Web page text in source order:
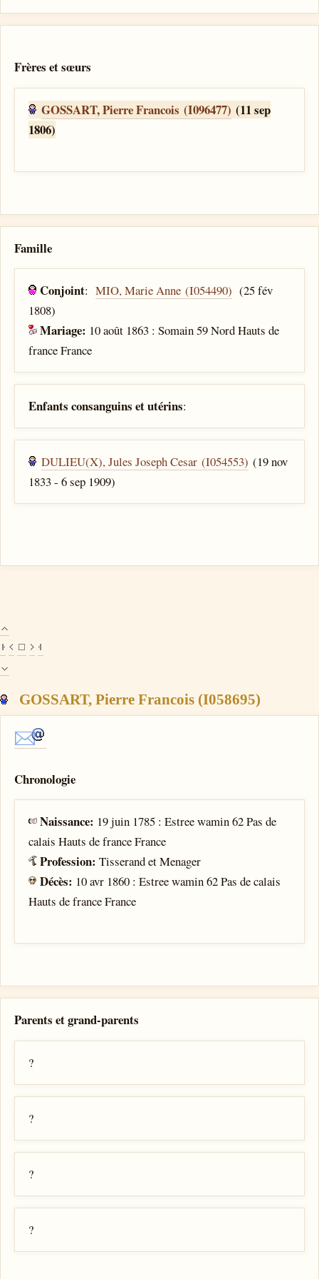
Frères et sœurs
GOSSART, Pierre Francois (I096477) (11 sep
1806)
Famille
Conjoint:MIO, Marie Anne (I054490) (25 fév
1808)
Mariage: 10 août 1863 : Somain 59 Nord Hauts de
france France
Enfants consanguins et utérins:
DULIEU(X), Jules Joseph Cesar (I054553) (19 nov
1833 - 6 sep 1909)
GOSSART, Pierre Francois (I058695)
Chronologie
Naissance: 19 juin 1785 : Estree wamin 62 Pas de
calais Hauts de france France
Profession:Tisserand et Menager
Décès: 10 avr 1860 : Estree wamin 62 Pas de calais
Hauts de france France
Parents et grand-parents
?
?
?
?